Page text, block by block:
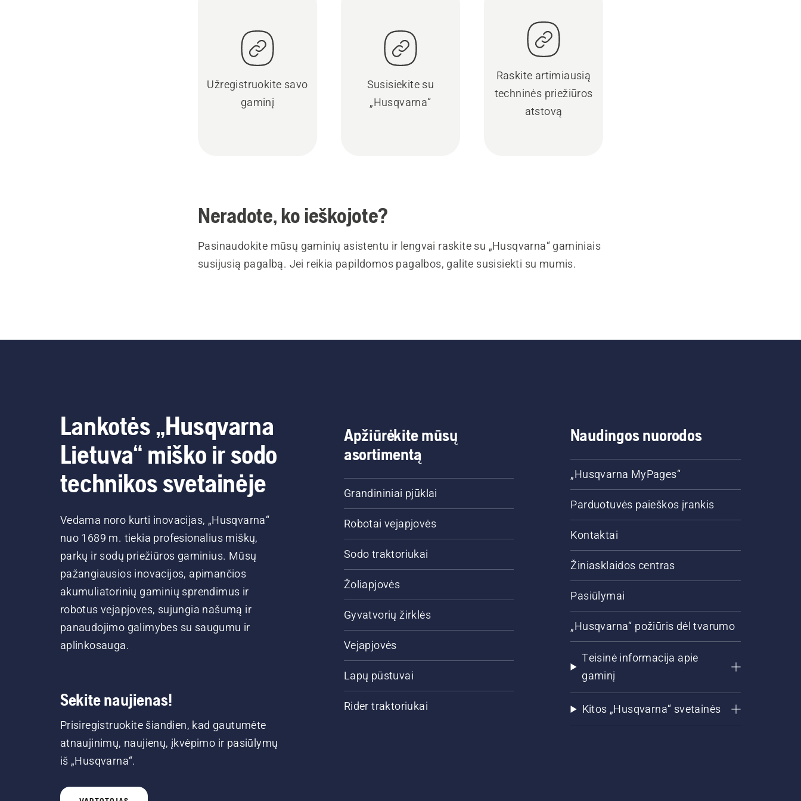
Užregistruokite savo
gaminį
Susisiekite su
„Husqvarna“
Raskite artimiausią
techninės priežiūros
atstovą
Neradote, ko ieškojote?
Pasinaudokite mūsų gaminių asistentu ir lengvai raskite su „Husqvarna“ gaminiais
susijusią pagalbą. Jei reikia papildomos pagalbos, galite susisiekti su mumis.
Lankotės „Husqvarna
Lietuva“ miško ir sodo
technikos svetainėje
Vedama noro kurti inovacijas, „Husqvarna“
nuo 1689 m. tiekia profesionalius miškų,
parkų ir sodų priežiūros gaminius. Mūsų
pažangiausios inovacijos, apimančios
akumuliatorinių gaminių sprendimus ir
robotus vejapjoves, sujungia našumą ir
panaudojimo galimybes su saugumu ir
aplinkosauga.
Sekite naujienas!
Prisiregistruokite šiandien, kad gautumėte
atnaujinimų, naujienų, įkvėpimo ir pasiūlymų
iš „Husqvarna“.
Apžiūrėkite mūsų
asortimentą
Grandininiai pjūklai
Robotai vejapjovės
Sodo traktoriukai
Žoliapjovės
Gyvatvorių žirklės
Vejapjovės
Lapų pūstuvai
Rider traktoriukai
Naudingos nuorodos
„Husqvarna MyPages“
Parduotuvės paieškos įrankis
Kontaktai
Žiniasklaidos centras
Pasiūlymai
„Husqvarna“ požiūris dėl tvarumo
Teisinė informacija apie
gaminį
Kitos „Husqvarna“ svetainės